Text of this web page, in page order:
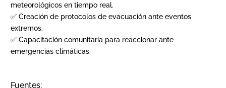
meteorológicos en tiempo real.
✅ Creación de protocolos de evacuación ante eventos
extremos.
✅ Capacitación comunitaria para reaccionar ante
emergencias climáticas.
Fuentes: